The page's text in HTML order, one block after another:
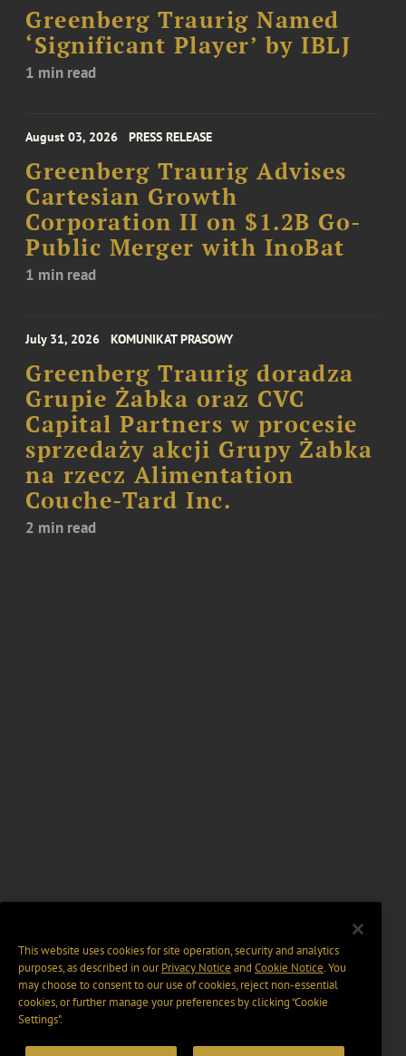
Greenberg Traurig Named
‘Significant Player’ by IBLJ
1 min read
August 03, 2026 PRESS RELEASE
Greenberg Traurig Advises
Cartesian Growth
Corporation II on $1.2B Go-
Public Merger with InoBat
1 min read
July 31, 2026 KOMUNIKAT PRASOWY
Greenberg Traurig doradza
Grupie Żabka oraz CVC
Capital Partners w procesie
sprzedaży akcji Grupy Żabka
na rzecz Alimentation
Couche-Tard Inc.
2 min read
This website uses cookies for site operation, security and analytics
purposes, as described in ourPrivacy Notice and Cookie Notice. You
may choose to consent to our use of cookies, reject non-essential
cookies, or further manage your preferences by clicking “Cookie
Settings".